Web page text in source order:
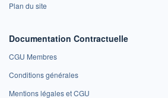
Plan du site
Documentation Contractuelle
CGU Membres
Conditions générales
Mentions légales et CGU